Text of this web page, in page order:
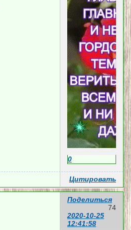
0
Цитировать
Поделиться
74
2020-10-25
12:41:58